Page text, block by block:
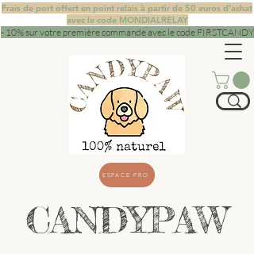
Frais de port offert en point relais à partir de 50 euros d'achat
avec le code MONDIALRELAY
- 10% sur votre première commande avec le code FIRSTCANDY
ESPACE PRO
CANDYPAW